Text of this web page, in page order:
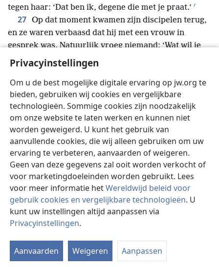
Privacyinstellingen
Om u de best mogelijke digitale ervaring op jw.org te
bieden, gebruiken wij cookies en vergelijkbare
technologieën. Sommige cookies zijn noodzakelijk
om onze website te laten werken en kunnen niet
worden geweigerd. U kunt het gebruik van
aanvullende cookies, die wij alleen gebruiken om uw
ervaring te verbeteren, aanvaarden of weigeren.
Geen van deze gegevens zal ooit worden verkocht of
voor marketingdoeleinden worden gebruikt. Lees
voor meer informatie hetWereldwijd beleid voor
gebruik cookies en vergelijkbare technologieën. U
kunt uw instellingen altijd aanpassen via
Privacyinstellingen.
Aanvaarden Weigeren Aanpassen
tegen haar: ‘Dat ben ik, degene die met je praat.’ r
27 Op dat moment kwamen zijn discipelen terug,
en ze waren verbaasd dat hij met een vrouw in
gesprek was. Natuurlijk vroeg niemand: ‘Wat wil je
van haar?’ of: ‘Waarom praat je met haar?’
vrouw liet haar waterkruik staan, ging de stad in en
zei tegen de mensen: 29 ‘Kom kijken, er is iemand
die me alles heeft verteld wat ik heb gedaan. Zou dit
misschien de Christus zijn?’ 30 Ze gingen de stad
uit, naar hem toe.
31 Ondertussen drongen de discipelen bij hem
aan: ‘Rabbi,
eet toch iets.’ 32 Maar hij zei: ‘Ik heb
voedsel te eten dat jullie niet kennen.’ 33 De
discipelen zeiden tegen elkaar: ‘Zou iemand hem iets
te eten hebben gebracht?’ 34 Jezus zei tegen hen:
‘Mijn voedsel is: de wil doen van hem die mij heeft
gestuurd
en zijn werk afmaken. 35 Jullie zeggen
toch dat het nog vier maanden duurt voordat de
velden, ze zijn wit om geoogst te worden.
krijgt de oogster zijn loon en verzamelt hij vruchten